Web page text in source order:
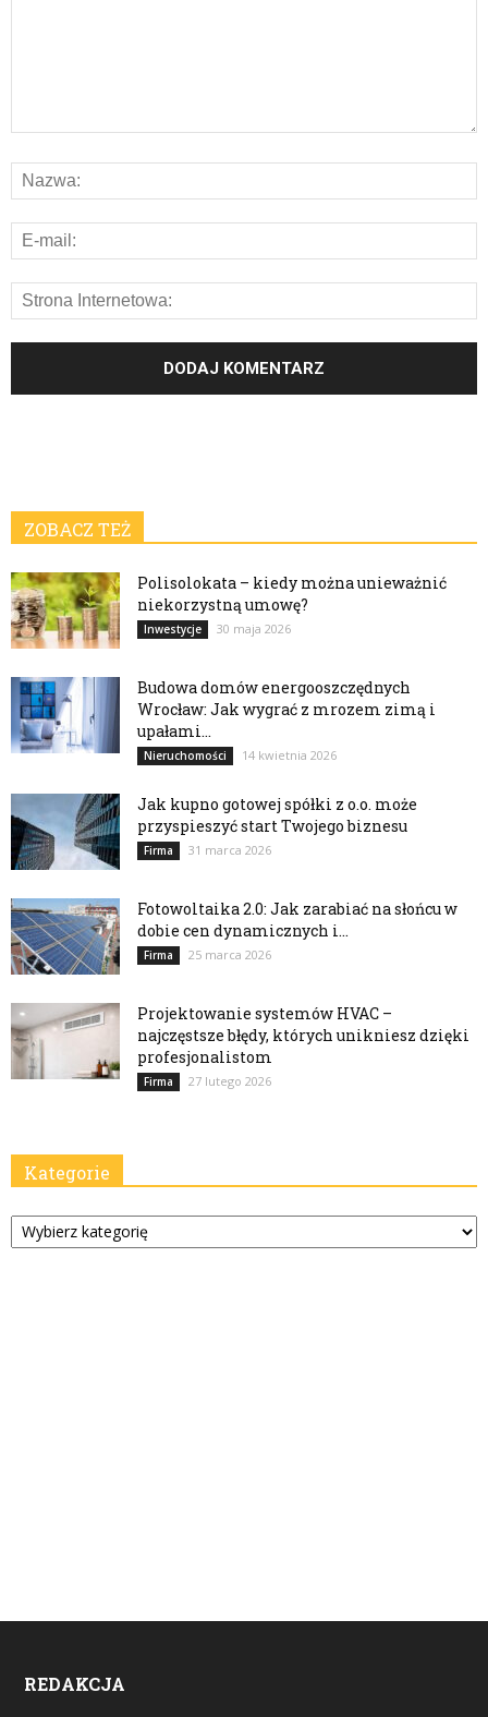
ZOBACZ TEŻ
Polisolokata – kiedy można unieważnić
niekorzystną umowę?
Inwestycje 30 maja 2026
Budowa domów energooszczędnych
Wrocław: Jak wygrać z mrozem zimą i
upałami...
Nieruchomości 14 kwietnia 2026
Jak kupno gotowej spółki z o.o. może
przyspieszyć start Twojego biznesu
Firma 31 marca 2026
Fotowoltaika 2.0: Jak zarabiać na słońcu w
dobie cen dynamicznych i...
Firma 25 marca 2026
Projektowanie systemów HVAC –
najczęstsze błędy, których unikniesz dzięki
profesjonalistom
Firma 27 lutego 2026
Kategorie
Kategorie
REDAKCJA